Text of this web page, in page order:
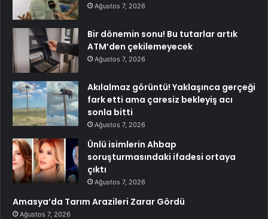
Ağustos 7, 2026
Bir dönemin sonu! Bu tutarlar artık
ATM’den çekilemeyecek
Ağustos 7, 2026
Akılalmaz görüntü! Yaklaşınca gerçeği
fark etti ama çaresiz bekleyiş acı
sonla bitti
Ağustos 7, 2026
Ünlü isimlerin Ahbap
soruşturmasındaki ifadesi ortaya
çıktı
Ağustos 7, 2026
Amasya’da Tarım Arazileri Zarar Gördü
Ağustos 7, 2026